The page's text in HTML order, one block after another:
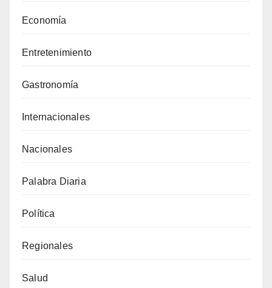
Economía
Entretenimiento
Gastronomía
Internacionales
Nacionales
Palabra Diaria
Política
Regionales
Salud